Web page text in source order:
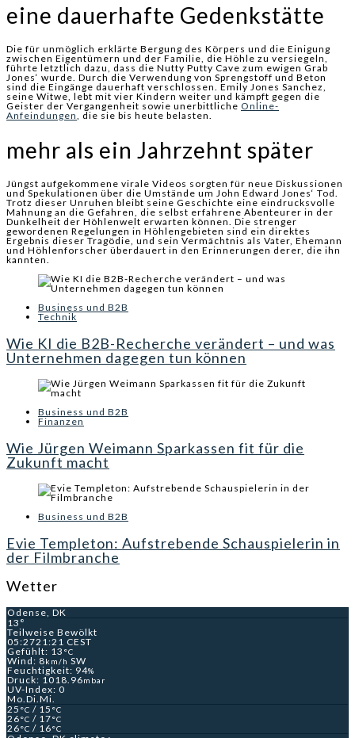
eine dauerhafte Gedenkstätte
Die für unmöglich erklärte Bergung des Körpers und die Einigung
zwischen Eigentümern und der Familie, die Höhle zu versiegeln,
führte letztlich dazu, dass die Nutty Putty Cave zum ewigen Grab
Jones‘ wurde. Durch die Verwendung von Sprengstoff und Beton
sind die Eingänge dauerhaft verschlossen. Emily Jones Sanchez,
seine Witwe, lebt mit vier Kindern weiter und kämpft gegen die
Geister der Vergangenheit sowie unerbittliche Online-
Anfeindungen
, die sie bis heute belasten.
mehr als ein Jahrzehnt später
Jüngst aufgekommene virale Videos sorgten für neue Diskussionen
und Spekulationen über die Umstände um John Edward Jones‘ Tod.
Trotz dieser Unruhen bleibt seine Geschichte eine eindrucksvolle
Mahnung an die Gefahren, die selbst erfahrene Abenteurer in der
Dunkelheit der Höhlenwelt erwarten können. Die strenger
gewordenen Regelungen in Höhlengebieten sind ein direktes
Ergebnis dieser Tragödie, und sein Vermächtnis als Vater, Ehemann
und Höhlenforscher überdauert in den Erinnerungen derer, die ihn
kannten.
Business und B2B
Technik
Wie KI die B2B-Recherche verändert – und was
Unternehmen dagegen tun können
Business und B2B
Finanzen
Wie Jürgen Weimann Sparkassen fit für die
Zukunft macht
Business und B2B
Evie Templeton: Aufstrebende Schauspielerin in
der Filmbranche
Wetter
Odense, DK
13°
Teilweise Bewölkt
05:2721:21 CEST
Gefühlt: 13 °C
Wind: 8km/h SW
Feuchtigkeit: 94%
Druck: 1018.96mbar
UV-Index: 0
Mo.Di.Mi.
25 °C / 15 °C
26°C / 17°C
26°C / 16°C